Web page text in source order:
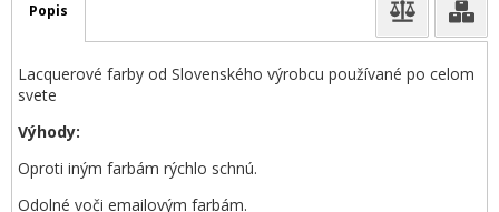
Popis
Lacquerové farby od Slovenského výrobcu používané po celom
svete
Výhody:
Oproti iným farbám rýchlo schnú.
Odolné voči emailovým farbám.